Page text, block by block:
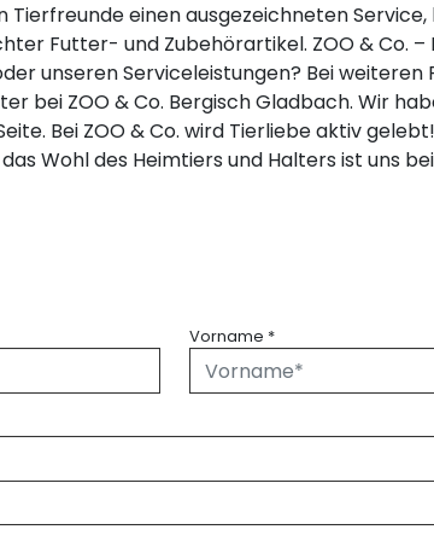
Tierfreunde einen ausgezeichneten
Futter- und Zubehörartikel. ZOO & Co. –
unseren Serviceleistungen? Bei
bei ZOO & Co. Bergisch Gladbach. Wir
Bei ZOO & Co. wird Tierliebe aktiv
Wohl des Heimtiers und Halters ist uns
Vorname *